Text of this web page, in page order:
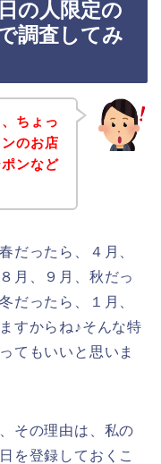
の人限定の
調査してみ
ちょっ
のお店
ンなど
だったら、４月、
月、９月、秋だっ
だったら、１月、
すからね♪そんな特
てもいいと思いま
その理由は、私の
を登録しておくこ